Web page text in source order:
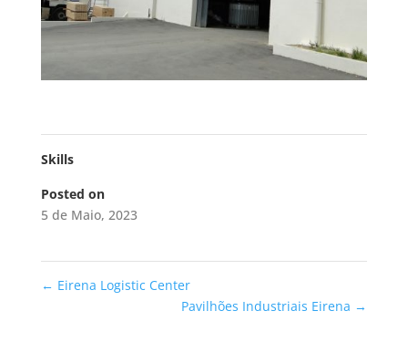
Skills
Posted on
5 de Maio, 2023
← Eirena Logistic Center
Pavilhões Industriais Eirena →